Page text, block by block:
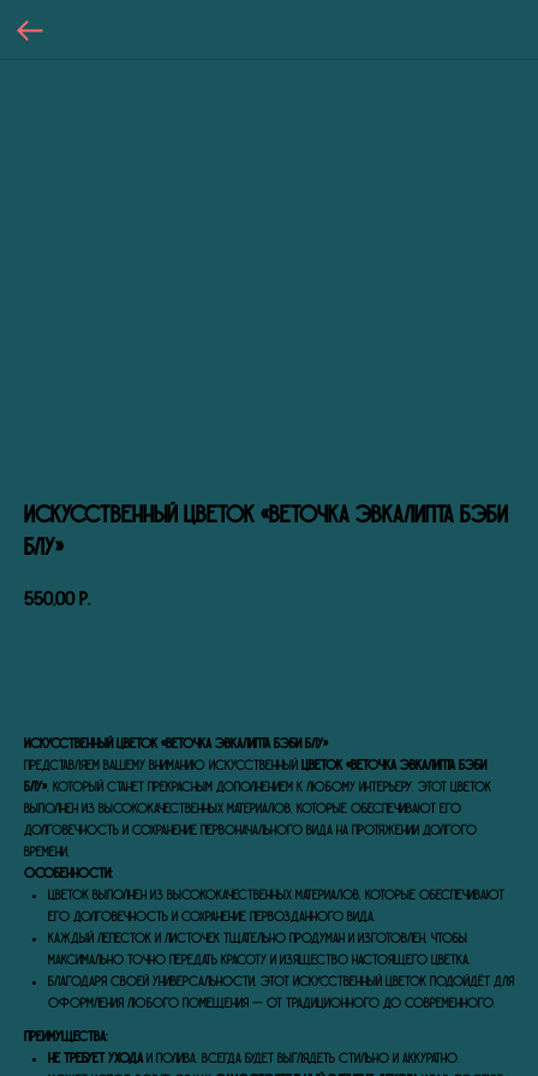
Искусственный цветок «Веточка эвкалипта Бэби
Блу»
550,00 р.
Искусственный цветок «Веточка эвкалипта Бэби Блу»
Представляем вашему вниманию искусственный цветок «Веточка эвкалипта Бэби
Блу» , который станет прекрасным дополнением к любому интерьеру. Этот цветок
выполнен из высококачественных материалов, которые обеспечивают его
долговечность и сохранение первоначального вида на протяжении долгого
времени.
Особенности:
Цветок выполнен из высококачественных материалов, которые обеспечивают
его долговечность и сохранение первозданного вида.
Каждый лепесток и листочек тщательно продуман и изготовлен, чтобы
максимально точно передать красоту и изящество настоящего цветка.
Благодаря своей универсальности, этот искусственный цветок подойдёт для
оформления любого помещения — от традиционного до современного.
Преимущества:
Не требует ухода и полива, всегда будет выглядеть стильно и аккуратно.